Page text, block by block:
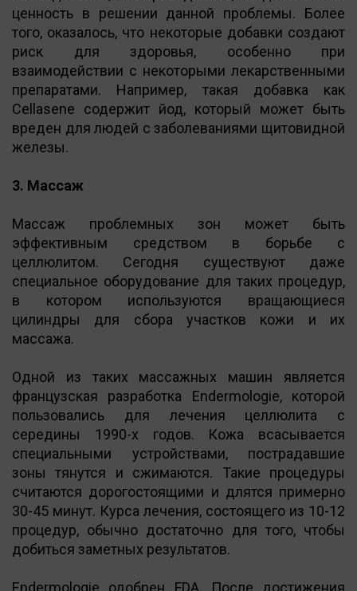
ценность в решении данной проблемы. Более
того, оказалось, что некоторые добавки создают
риск для здоровья, особенно при
взаимодействии с некоторыми лекарственными
препаратами. Например, такая добавка как
Cellasene содержит йод, который может быть
вреден для людей с заболеваниями щитовидной
железы.
3. Массаж
Массаж проблемных зон может быть
эффективным средством в борьбе с
целлюлитом. Сегодня существуют даже
специальное оборудование для таких процедур,
в котором используются вращающиеся
цилиндры для сбора участков кожи и их
массажа.
Одной из таких массажных машин является
французская разработка Endermologie, которой
пользовались для лечения целлюлита с
середины 1990-х годов. Кожа всасывается
специальными устройствами, пострадавшие
зоны тянутся и сжимаются. Такие процедуры
считаются дорогостоящими и длятся примерно
30-45 минут. Курса лечения, состоящего из 10-12
процедур, обычно достаточно для того, чтобы
добиться заметных результатов.
Endermologie одобрен FDA. После достижения